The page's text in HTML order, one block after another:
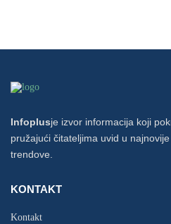
Infoplusje izvor informacija koji
pružajući čitateljima uvid u
trendove.
KONTAKT
Kontakt